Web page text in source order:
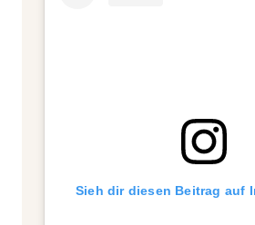
Sieh dir diesen Beitrag auf